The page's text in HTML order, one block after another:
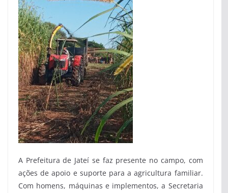
A Prefeitura de Jateí se faz presente no campo, com
ações de apoio e suporte para a agricultura familiar.
Com homens, máquinas e implementos, a Secretaria